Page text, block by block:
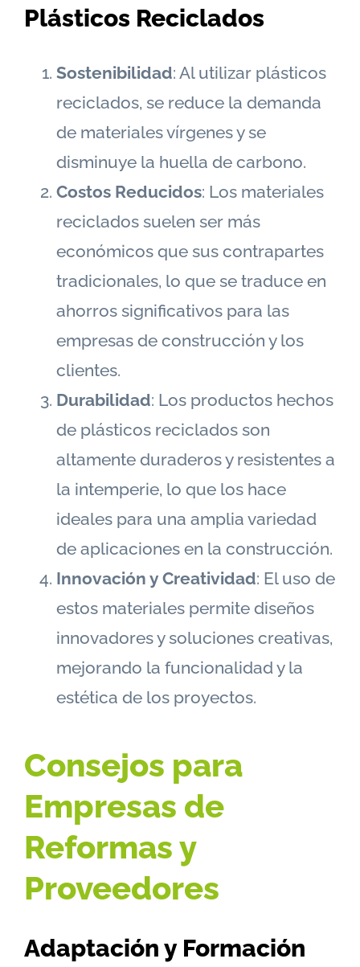
Plásticos Reciclados
Sostenibilidad: Al utilizar plásticos
reciclados, se reduce la demanda
de materiales vírgenes y se
disminuye la huella de carbono.
Costos Reducidos: Los materiales
reciclados suelen ser más
económicos que sus contrapartes
tradicionales, lo que se traduce en
ahorros significativos para las
empresas de construcción y los
clientes.
Durabilidad: Los productos hechos
de plásticos reciclados son
altamente duraderos y resistentes a
la intemperie, lo que los hace
ideales para una amplia variedad
de aplicaciones en la construcción.
Innovación y Creatividad: El uso de
estos materiales permite diseños
innovadores y soluciones creativas,
mejorando la funcionalidad y la
estética de los proyectos.
Consejos para
Empresas de
Reformas y
Proveedores
Adaptación y Formación